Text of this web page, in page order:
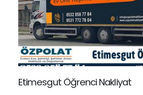
Etimesgut Öğrenci Nakliyat